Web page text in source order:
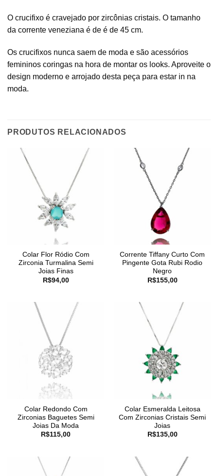
O crucifixo é cravejado por zircônias cristais. O tamanho
da corrente veneziana é de é de 45 cm.
Os crucifixos nunca saem de moda e são acessórios
femininos coringas na hora de montar os looks. Aproveite o
design moderno e arrojado desta peça para estar in na
moda.
PRODUTOS RELACIONADOS
Colar Flor Ródio Com
Zirconia Turmalina Semi
Joias Finas
R$94,00
Corrente Tiffany Curto Com
Pingente Gota Rubi Rodio
Negro
R$155,00
Colar Redondo Com
Zirconias Baguetes Semi
Joias Da Moda
R$115,00
Colar Esmeralda Leitosa
Com Zirconias Cristais Semi
Joias
R$135,00